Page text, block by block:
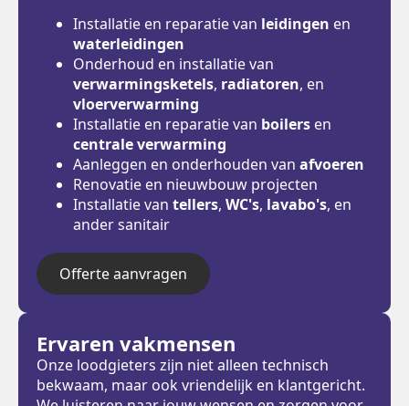
Installatie en reparatie van leidingen en
waterleidingen
Onderhoud en installatie van
verwarmingsketels, radiatoren, en
vloerverwarming
Installatie en reparatie van boilers en
centrale verwarming
Aanleggen en onderhouden van afvoeren
Renovatie en nieuwbouw projecten
Installatie van tellers, WC's, lavabo's, en
ander sanitair
Offerte aanvragen
Ervaren vakmensen
Onze loodgieters zijn niet alleen technisch
bekwaam, maar ook vriendelijk en klantgericht.